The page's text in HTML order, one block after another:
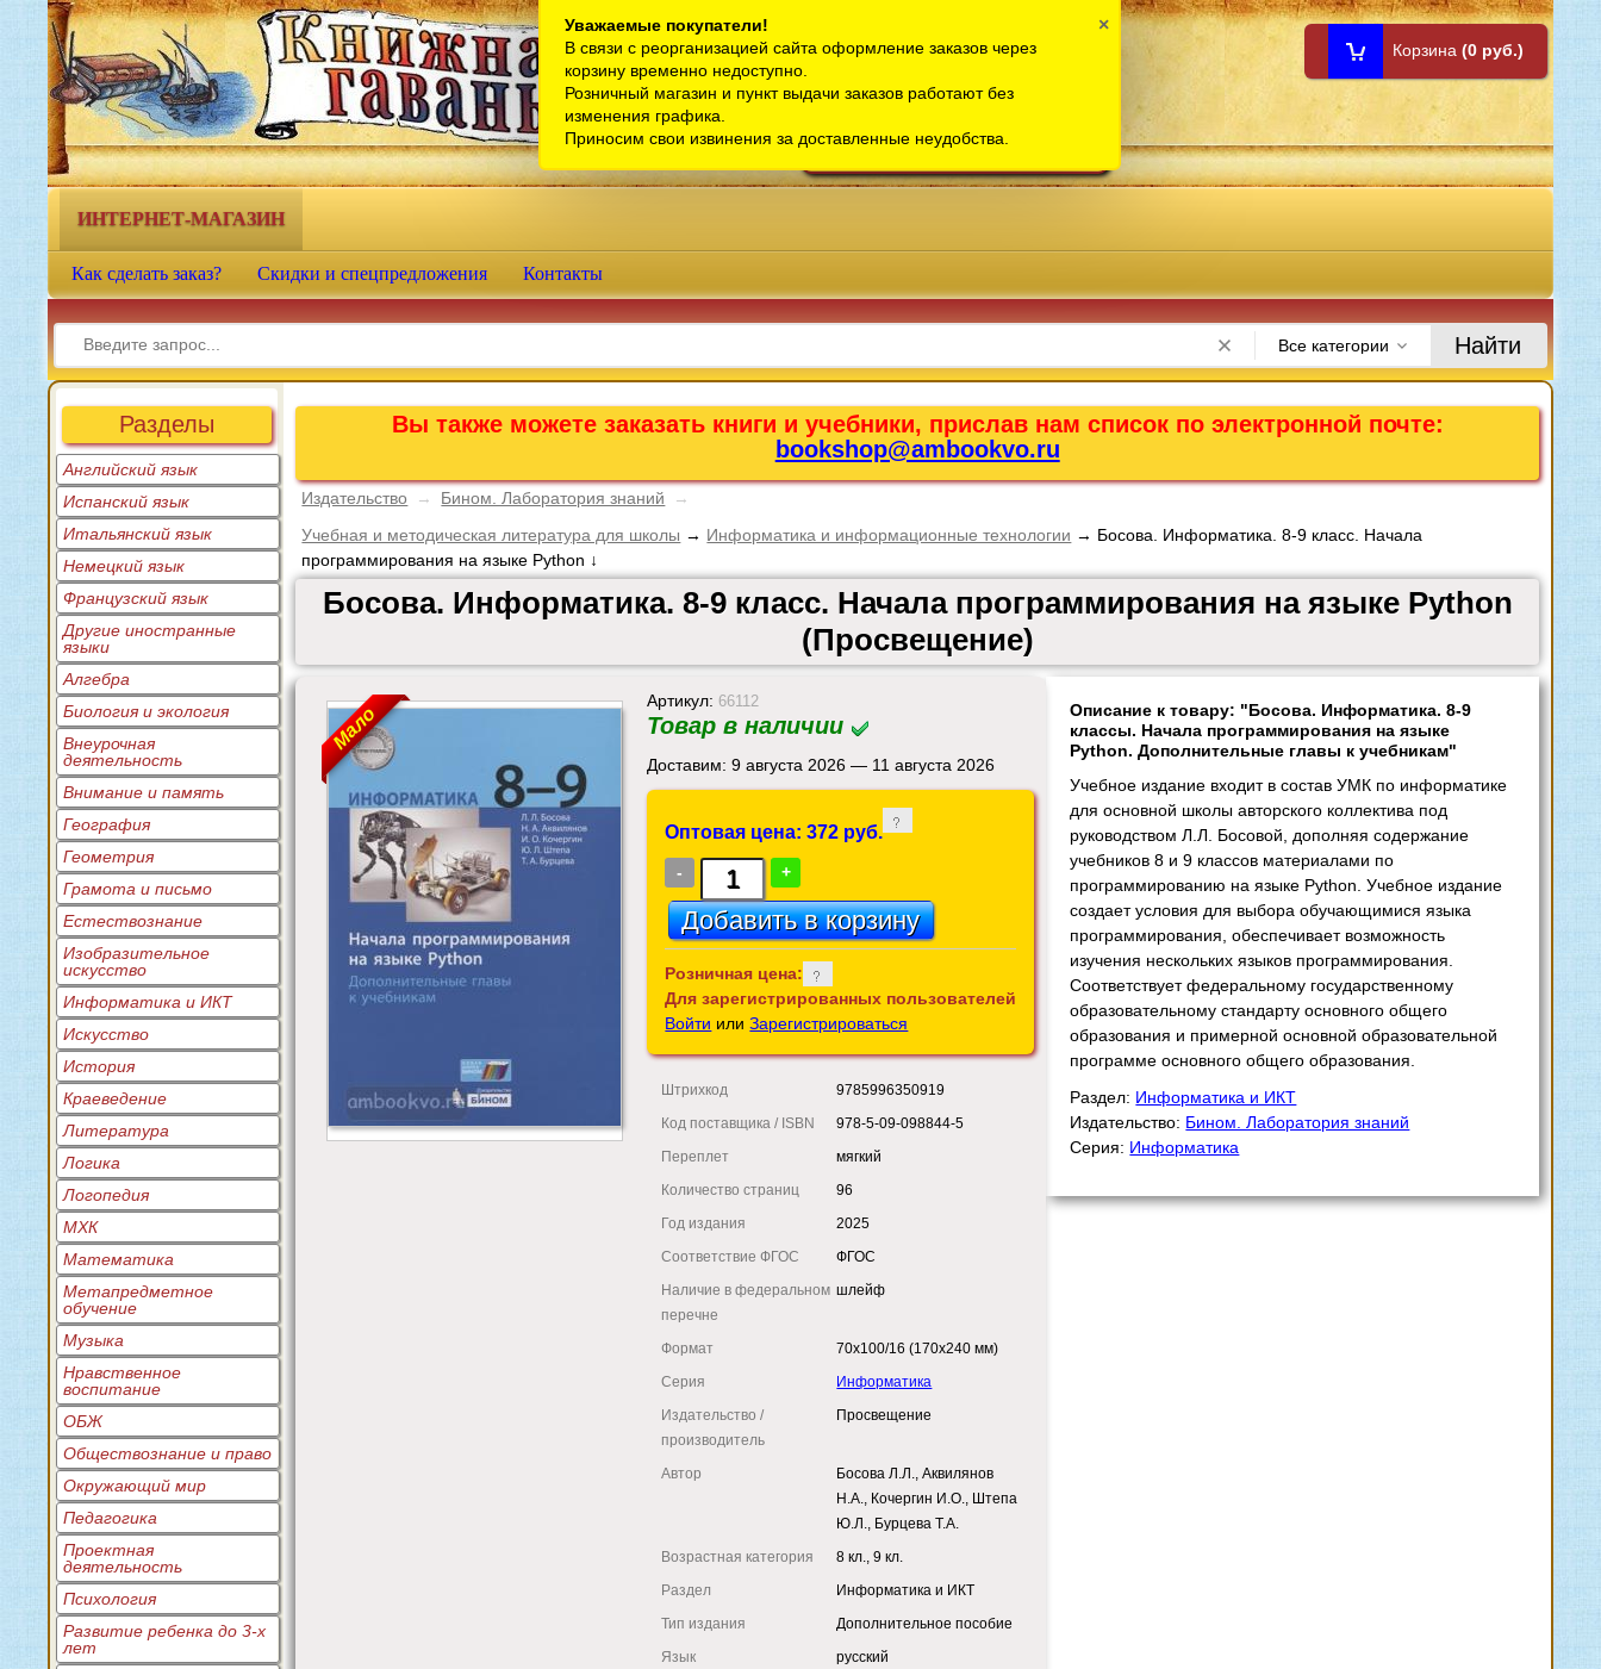
Телефон интернет-магазина:
Телефон розничного магазина:
bookshop@ambookvo.ru
Работаем ежедневно с 10:00 до 21:00
Корзина (0 руб.)
Книжная гавань - интернет-
магазин учебной литературы
ИНТЕРНЕТ-МАГАЗИН
Как сделать заказ? Скидки и спецпредложения Контакты
Все категории Найти
Разделы
Английский язык
Испанский язык
Итальянский язык
Немецкий язык
Французский язык
Другие иностранные
языки
Алгебра
Биология и экология
Внеурочная
деятельность
Внимание и память
География
Геометрия
Грамота и письмо
Естествознание
Изобразительное
искусство
Информатика и ИКТ
Искусство
История
Краеведение
Литература
Логика
Логопедия
МХК
Математика
Метапредметное
обучение
Музыка
Нравственное
воспитание
ОБЖ
Обществознание и право
Окружающий мир
Педагогика
Проектная
деятельность
Психология
Развитие ребенка до 3-х
лет
Вы также можете заказать книги и учебники, прислав нам список по электронной почте:
bookshop@ambookvo.ru
Издательство → Бином. Лаборатория знаний
→
Учебная и методическая литература для школы → Информатика и информационные технологии → Босова. Информатика. 8-9 класс. Начала
программирования на языке Python ↓
Босова. Информатика. 8-9 класс. Начала программирования на языке Python
(Просвещение)
Мало
Артикул: 66112
Товар в наличии
Доставим: 9 августа 2026 — 11 августа 2026
Оптовая цена: 372 руб.
- +
Розничная цена:
Для зарегистрированных пользователей
Войти илиЗарегистрироваться
Штрихкод
9785996350919
Код поставщика / ISBN
978-5-09-098844-5
Переплет
мягкий
Количество страниц
96
Год издания
2025
Соответствие ФГОС
ФГОС
Наличие в федеральном
перечне
шлейф
Формат
70x100/16 (170x240 мм)
Серия
Информатика
Издательство /
производитель
Просвещение
Автор
Босова Л.Л., Аквилянов
Н.А., Кочергин И.О., Штепа
Ю.Л., Бурцева Т.А.
Возрастная категория
8 кл., 9 кл.
Раздел
Информатика и ИКТ
Тип издания
Дополнительное пособие
Язык
русский
Описание к товару: "Босова. Информатика. 8-9
классы. Начала программирования на языке
Python. Дополнительные главы к учебникам"
Учебное издание входит в состав УМК по информатике
для основной школы авторского коллектива под
руководством Л.Л. Босовой, дополняя содержание
учебников 8 и 9 классов материалами по
программированию на языке Python. Учебное издание
создает условия для выбора обучающимися языка
программирования, обеспечивает возможность
изучения нескольких языков программирования.
Соответствует федеральному государственному
образовательному стандарту основного общего
образования и примерной основной образовательной
программе основного общего образования.
Раздел: Информатика и ИКТ
Издательство: Бином. Лаборатория знаний
Серия: Информатика
Уважаемые покупатели!
В связи с реорганизацией сайта оформление заказов через
корзину временно недоступно.
Розничный магазин и пункт выдачи заказов работают без
изменения графика.
Приносим свои извинения за доставленные неудобства.
×